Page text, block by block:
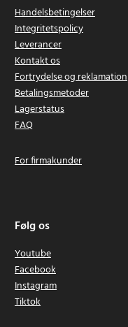
Handelsbetingelser
Integritetspolicy
Leverancer
Kontakt os
Fortrydelse og reklamation
Betalingsmetoder
Lagerstatus
FAQ
For firmakunder
Følg os
Youtube
Facebook
Instagram
Tiktok